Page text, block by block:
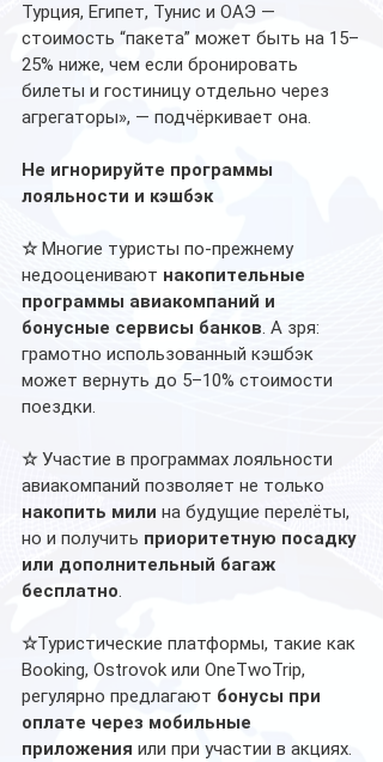
Турция, Египет, Тунис и ОАЭ —
стоимость “пакета” может быть на 15–
25% ниже, чем если бронировать
билеты и гостиницу отдельно через
агрегаторы», — подчёркивает она.
Не игнорируйте программы
лояльности и кэшбэк
☆ Многие туристы по-прежнему
недооценивают накопительные
программы авиакомпаний и
бонусные сервисы банков. А зря:
грамотно использованный кэшбэк
может вернуть до 5–10% стоимости
поездки.
☆ Участие в программах лояльности
авиакомпаний позволяет не только
накопить мили на будущие перелёты,
но и получить приоритетную посадку
или дополнительный багаж
бесплатно.
☆Туристические платформы, такие как
Booking, Ostrovok или OneTwoTrip,
регулярно предлагают бонусы при
оплате через мобильные
приложения или при участии в акциях.